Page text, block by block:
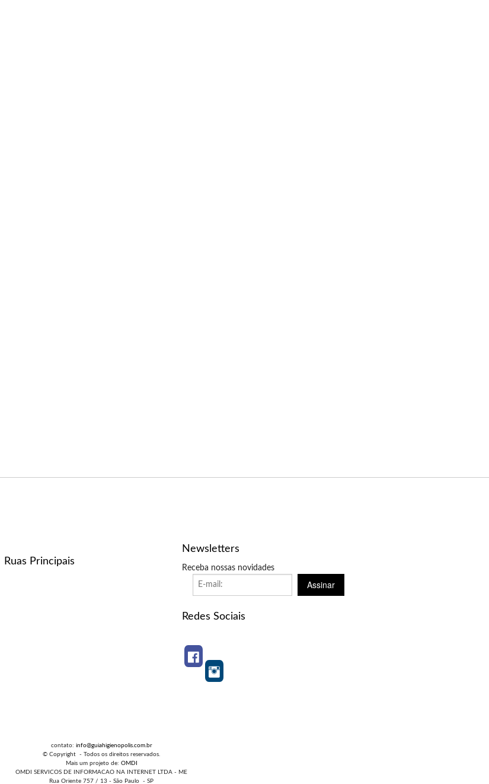
Ruas Principais
Newsletters
Receba nossas novidades
Assinar
Redes Sociais
contato: info@guiahigienopolis.com.br
© Copyright - Todos os direitos reservados.
Mais um projeto de: OMDI
SERVICOS DE INFORMACAO NA INTERNET LTDA - ME
Rua Oriente 757 / 13 - São Paulo - SP